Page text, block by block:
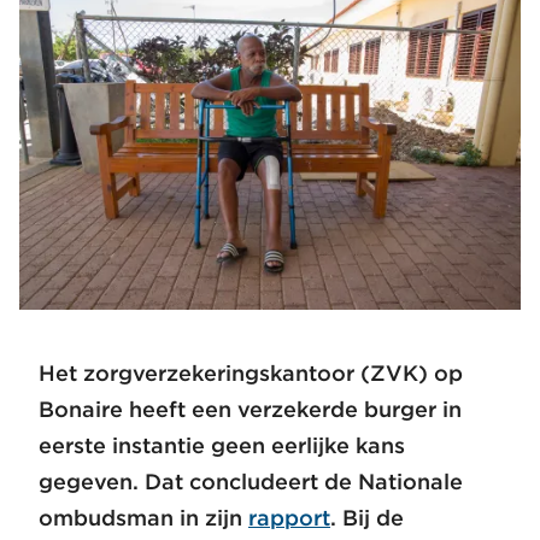
Het zorgverzekeringskantoor (ZVK) op
Bonaire heeft een verzekerde burger in
eerste instantie geen eerlijke kans
gegeven. Dat concludeert de Nationale
ombudsman in zijn rapport. Bij de